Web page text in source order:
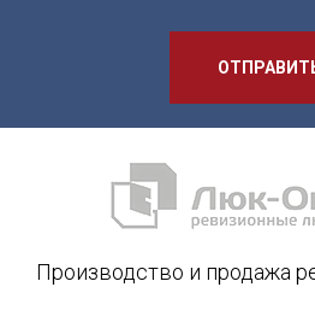
Производство и продажа